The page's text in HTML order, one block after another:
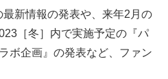
新情報の発表や、来年2月の
［冬］内で実施予定の『パ
ボ企画』の発表など、ファン